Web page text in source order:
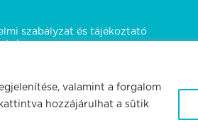
valamint a forgalom
hozzájárulhat a sütik
szabályzat és tájékoztató